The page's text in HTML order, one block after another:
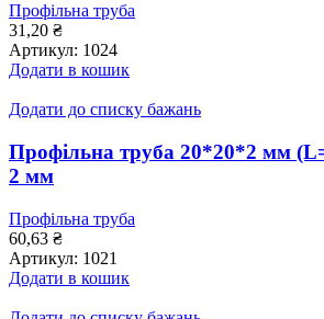
Профільна труба
31,20 ₴
Артикул: 1024
Додати в кошик
Додати до списку бажань
Профільна труба 20*20*2 мм
2 мм
Профільна труба
60,63 ₴
Артикул: 1021
Додати в кошик